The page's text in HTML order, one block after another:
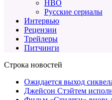
HBO
Русские сериалы
Интервью
Рецензии
Трейлеры
Питчинги
Строка новостей
Ожидается выход
Джейсон Стэйтем